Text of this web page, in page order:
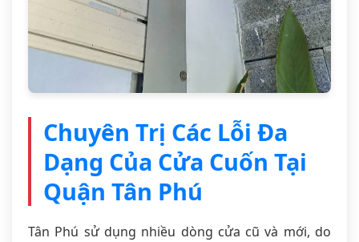
Chuyên Trị Các Lỗi Đa
Dạng Của Cửa Cuốn Tại
Quận Tân Phú
Tân Phú sử dụng nhiều dòng cửa cũ và mới, do